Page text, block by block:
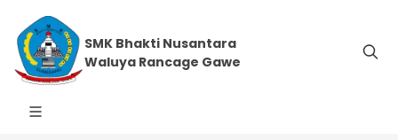
SMK Bhakti Nusantara
Waluya Rancage Gawe